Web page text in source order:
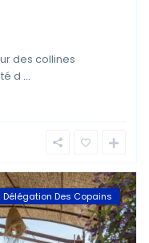
des collines
d ...
Délégation Des Copains